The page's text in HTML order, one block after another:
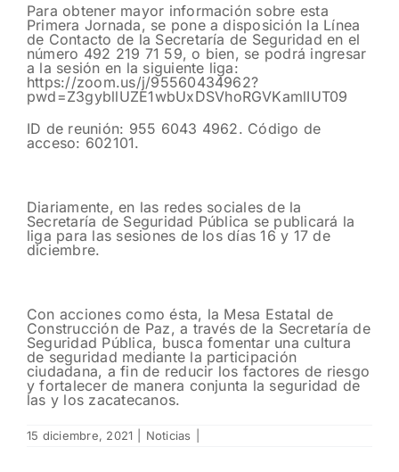
Para obtener mayor información sobre esta
Primera Jornada, se pone a disposición la Línea
de Contacto de la Secretaría de Seguridad en el
número 492 219 71 59, o bien, se podrá ingresar
a la sesión en la siguiente liga:
https://zoom.us/j/95560434962?
pwd=Z3gybllUZE1wbUxDSVhoRGVKamlIUT09
ID de reunión: 955 6043 4962. Código de
acceso: 602101.
Diariamente, en las redes sociales de la
Secretaría de Seguridad Pública se publicará la
liga para las sesiones de los días 16 y 17 de
diciembre.
Con acciones como ésta, la Mesa Estatal de
Construcción de Paz, a través de la Secretaría de
Seguridad Pública, busca fomentar una cultura
de seguridad mediante la participación
ciudadana, a fin de reducir los factores de riesgo
y fortalecer de manera conjunta la seguridad de
las y los zacatecanos.
15 diciembre, 2021 Noticias